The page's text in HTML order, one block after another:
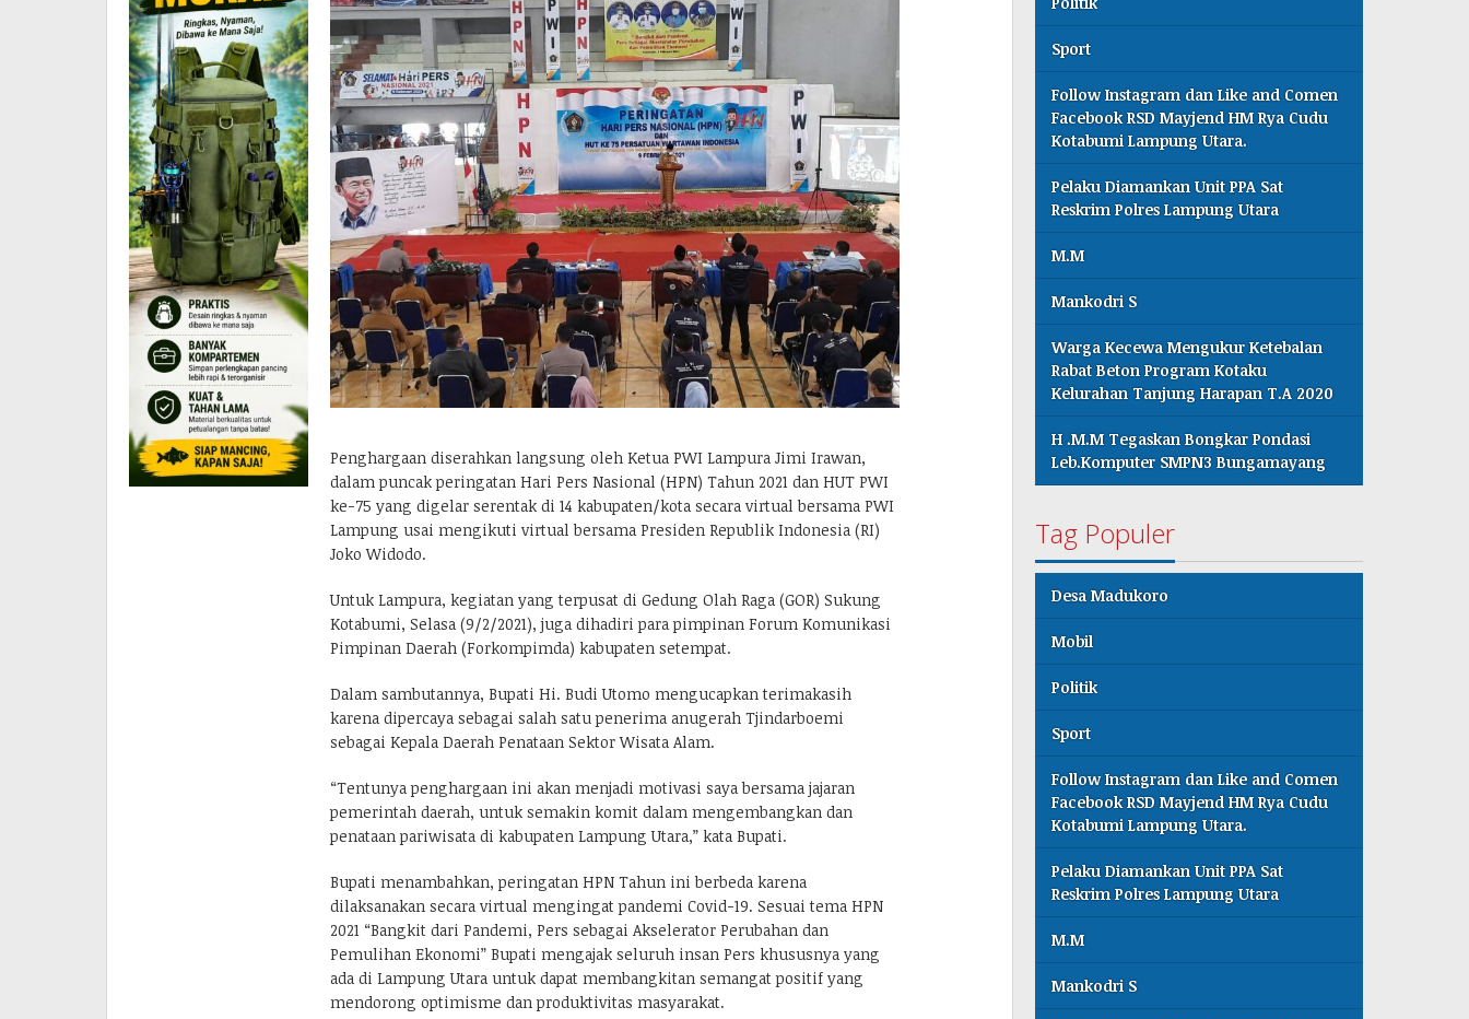
Penghargaan diserahkan langsung oleh Ketua PWI Lampura Jimi Irawan,
dalam puncak peringatan Hari Pers Nasional (HPN) Tahun 2021 dan HUT PWI
ke-75 yang digelar serentak di 14 kabupaten/kota secara virtual bersama PWI
Lampung usai mengikuti virtual bersama Presiden Republik Indonesia (RI)
Joko Widodo.
Untuk Lampura, kegiatan yang terpusat di Gedung Olah Raga (GOR) Sukung
Kotabumi, Selasa (9/2/2021), juga dihadiri para pimpinan Forum Komunikasi
Pimpinan Daerah (Forkompimda) kabupaten setempat.
Dalam sambutannya, Bupati Hi. Budi Utomo mengucapkan terimakasih
karena dipercaya sebagai salah satu penerima anugerah Tjindarboemi
sebagai Kepala Daerah Penataan Sektor Wisata Alam.
“Tentunya penghargaan ini akan menjadi motivasi saya bersama jajaran
pemerintah daerah, untuk semakin komit dalam mengembangkan dan
penataan pariwisata di kabupaten Lampung Utara,” kata Bupati.
Bupati menambahkan, peringatan HPN Tahun ini berbeda karena
dilaksanakan secara virtual mengingat pandemi Covid-19. Sesuai tema HPN
2021 “Bangkit dari Pandemi, Pers sebagai Akselerator Perubahan dan
Pemulihan Ekonomi” Bupati mengajak seluruh insan Pers khususnya yang
ada di Lampung Utara untuk dapat membangkitan semangat positif yang
mendorong optimisme dan produktivitas masyarakat.
Sport
Follow Instagram dan Like and Comen
Facebook RSD Mayjend HM Rya Cudu
Kotabumi Lampung Utara.
Pelaku Diamankan Unit PPA Sat
Reskrim Polres Lampung Utara
M.M
Mankodri S
Warga Kecewa Mengukur Ketebalan
Rabat Beton Program Kotaku
Kelurahan Tanjung Harapan T.A 2020
H .M.M Tegaskan Bongkar Pondasi
Leb.Komputer SMPN3 Bungamayang
Tag Populer
Desa Madukoro
Mobil
Politik
Sport
Follow Instagram dan Like and Comen
Facebook RSD Mayjend HM Rya Cudu
Kotabumi Lampung Utara.
Pelaku Diamankan Unit PPA Sat
Reskrim Polres Lampung Utara
M.M
Mankodri S